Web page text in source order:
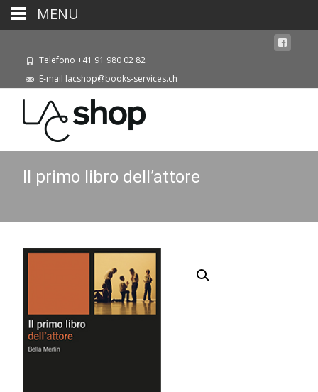
Telefono +41 91 980 02 82
E-mail lacshop@books-services.ch
Il primo libro dell’attore
MENU